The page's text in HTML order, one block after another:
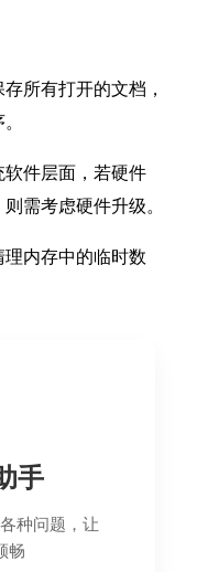
所有打开的文档，
件层面，若硬件
需考虑硬件升级。
内存中的临时数
手
种问题，让
畅